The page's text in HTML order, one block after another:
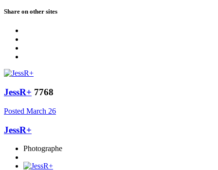
Share on other sites
JessR+ 7768
Posted March 26
JessR+
Photographe